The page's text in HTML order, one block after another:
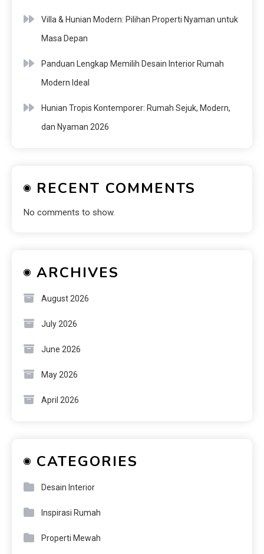
Villa & Hunian Modern: Pilihan Properti Nyaman untuk
Masa Depan
Panduan Lengkap Memilih Desain Interior Rumah
Modern Ideal
Hunian Tropis Kontemporer: Rumah Sejuk, Modern,
dan Nyaman 2026
RECENT COMMENTS
No comments to show.
ARCHIVES
August 2026
July 2026
June 2026
May 2026
April 2026
CATEGORIES
Desain Interior
Inspirasi Rumah
Properti Mewah